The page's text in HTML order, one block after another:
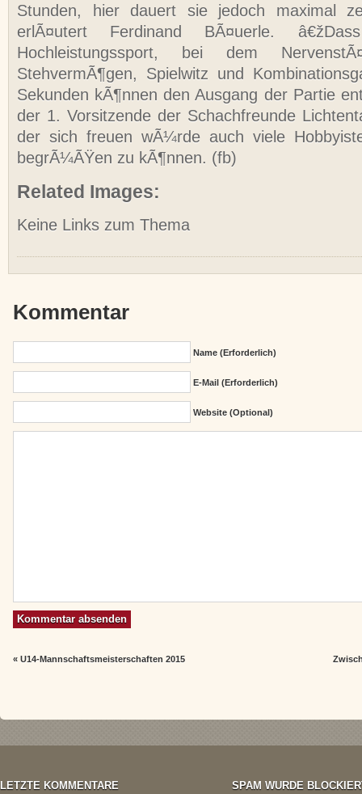
Stunden, hier dauert sie jedoch maximal
erlÃ¤utert Ferdinand BÃ¤uerle.
Hochleistungssport, bei dem
StehvermÃ¶gen, Spielwitz und
Sekunden kÃ¶nnen den Ausgang der Partie
der 1. Vorsitzende der Schachfreunde
der sich freuen wÃ¼rde auch viele
begrÃ¼ÃŸen zu kÃ¶nnen. (fb)
Related Images:
Keine Links zum Thema
Kommentar
Name (erforderlich)
E-Mail (erforderlich)
Website (Optional)
«U14-Mannschaftsmeisterschaften 2015
LETZTE KOMMENTARE SPAM WURDE